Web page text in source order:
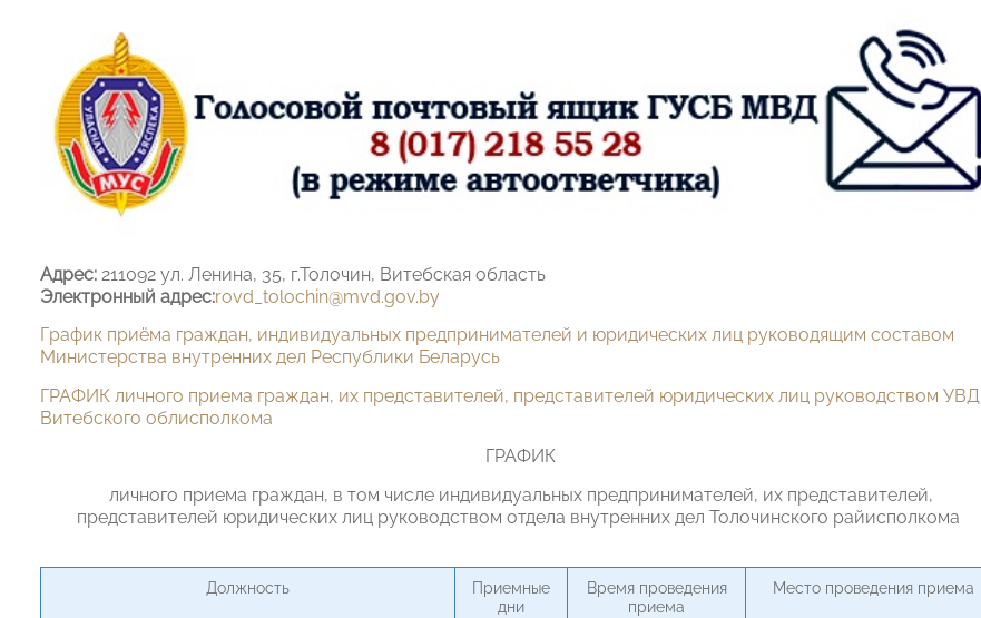
Адрес: 211092 ул. Ленина, 35, г.Толочин, Витебская область
Электронный адрес:rovd_tolochin@mvd.gov.by
График приёма граждан, индивидуальных предпринимателей и юридических лиц руководящим составом
Министерства внутренних дел Республики Беларусь
ГРАФИК личного приема граждан, их представителей, представителей юридических лиц руководством УВД
Витебского облисполкома
ГРАФИК
личного приема граждан, в том числе индивидуальных предпринимателей, их представителей,
представителей юридических лиц руководством отдела внутренних дел Толочинского райисполкома
Должность
Приемные
дни
Время проведения
приема
Место проведения приема